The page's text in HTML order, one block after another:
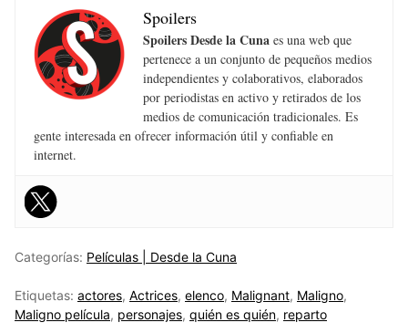
Spoilers
Spoilers Desde la Cuna es una web que
pertenece a un conjunto de pequeños medios
independientes y colaborativos, elaborados
por periodistas en activo y retirados de los
medios de comunicación tradicionales. Es
gente interesada en ofrecer información útil y confiable en
internet.
Categorías: Películas | Desde la Cuna
Etiquetas: actores, Actrices, elenco, Malignant, Maligno,
Maligno película, personajes, quién es quién, reparto